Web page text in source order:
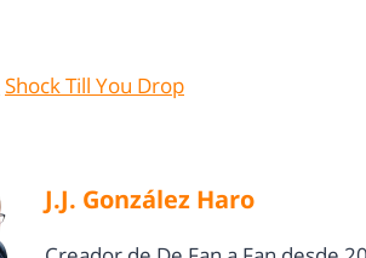
Shock Till You Drop
J.J. González Haro